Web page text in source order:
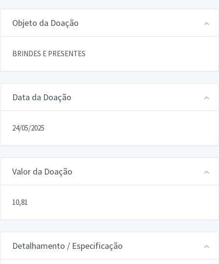
Objeto da Doação
BRINDES E PRESENTES
Data da Doação
24/05/2025
Valor da Doação
10,81
Detalhamento / Especificação